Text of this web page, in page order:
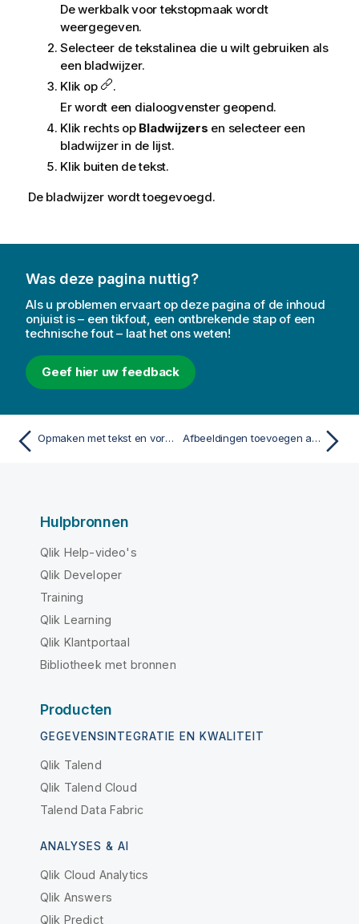
De werkbalk voor tekstopmaak wordt
weergegeven.
Selecteer de tekstalinea die u wilt gebruiken als
een bladwijzer.
Klik op
.
Er wordt een dialoogvenster geopend.
Klik rechts op Bladwijzers en selecteer een
bladwijzer in de lijst.
Klik buiten de tekst.
De bladwijzer wordt toegevoegd.
Was deze pagina nuttig?
Als u problemen ervaart op deze pagina of de inhoud
onjuist is – een tikfout, een ontbrekende stap of een
technische fout – laat het ons weten!
Geef hier uw feedback
Opmaken met tekst en vormen Afbeeldingen toevoegen aan een dia
Hulpbronnen
Qlik Help-video's
Qlik Developer
Training
Qlik Learning
Qlik Klantportaal
Bibliotheek met bronnen
Producten
GEGEVENSINTEGRATIE EN KWALITEIT
Qlik Talend
Qlik Talend Cloud
Talend Data Fabric
ANALYSES & AI
Qlik Cloud Analytics
Qlik Answers
Qlik Predict